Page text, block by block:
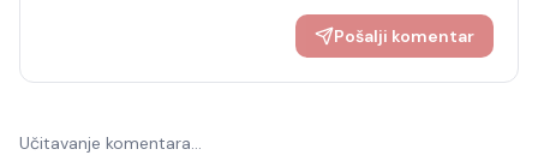
Pošalji komentar
Učitavanje komentara…